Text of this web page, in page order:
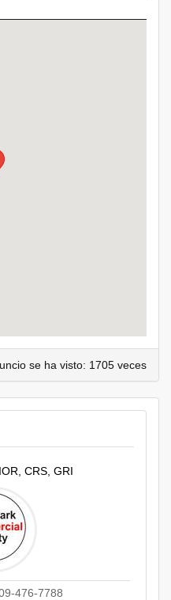
se ha visto: 1705 veces
CRS, GRI
476-7788